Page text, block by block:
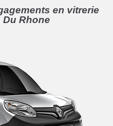
en vitrerie
Rhone